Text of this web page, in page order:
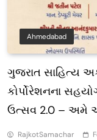
Ahmedabad
ગુજરાત સાહિત્ય
કોર્પોરેશનના
ઉત્સવ 2.0 – અમે
RajkotSamachar